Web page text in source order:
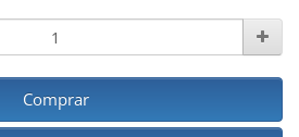
Comprar